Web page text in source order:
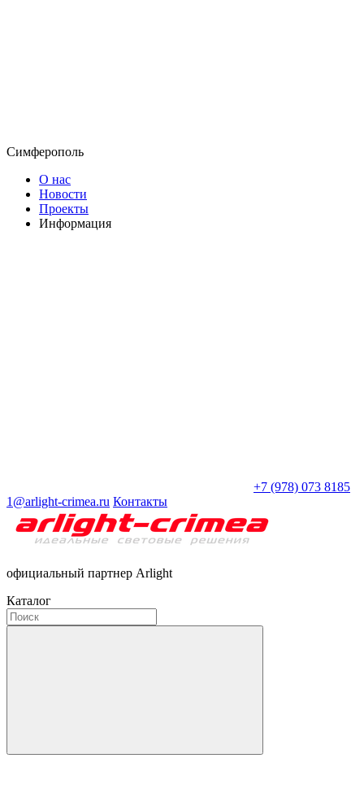
Симферополь
О нас
Новости
Проекты
Информация
+7 (978) 073 8185
1@arlight-crimea.ru Контакты
официальный партнер Arlight
Каталог